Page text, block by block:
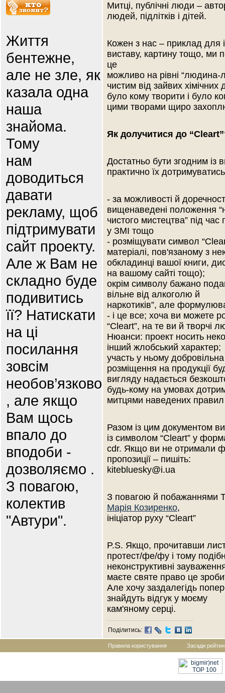
Життя
бентежне,
але не зле, як
казала одна
наша
знайома.
Тому
нам
доводиться
давати
рекламу, щоб
підтримувати
сайт проекту.
Але ж Вам не
складно буде
подивитись
її? Натискати
на ці
посилання
зовсім
необов’язково
, але якщо
Вам щось
впало до
вподоби -
дозволяємо .
З повагою,
колектив
"Автури".
Митці, публічні люди –
людей, підлітків і дітей.
Кожен з нас – приклад для
виставу, картину тощо, ми
це
можливо на рівні “людина-
чистим від зайвих
було кому творити і було
цими творами щиро
Як долучитися до
Достатньо бути згодним
практично їх
- за можливості й
вищенаведені положення
чистого мистецтва” під
у ЗМІ тощо
- розміщувати символ
матеріалі, пов'язаному з
обкладинці вашої книги,
на вашому сайті тощо);
окрім символу бажано
вільне від алкоголю й
наркотиків”, але
- і це все; хоча ви можете
“Cleart”, на те ви й творчі
Нюанси: проект носить
інший жлобський характер;
участь у ньому
розміщення на продукції
вигляду надається
будь-кому на умовах
митцями наведених правил
Разом із цим документом
із символом “Cleart” у
cdr. Якщо ви не отримали
пропозиції – пишіть:
kitebluesky@i.ua
З повагою й побажаннями
Марія Козиренко,
ініціатор руху “Cleart”
P.S. Якщо, прочитавши
протест/фе/фу і тому
неконструктивні
маєте святе право це
Але хочу заздалегідь
знайдуть відгук у моєму
кам'яному серці.
Поділитись:
Правила користування Засади